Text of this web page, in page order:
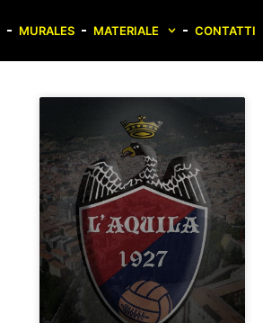
MURALES MATERIALE CONTATTI